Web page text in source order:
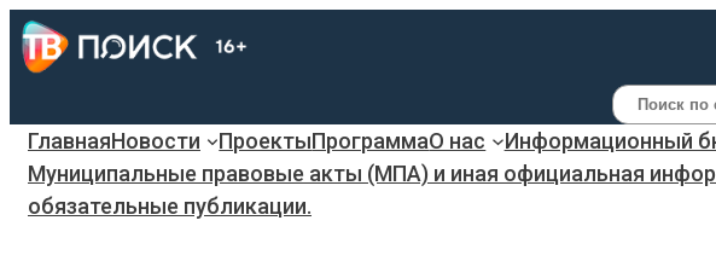
Поиск
ГлавнаяНовости ПроектыПрограммаО нас
Информационный
Муниципальные правовые акты (МПА) и иная официальная
обязательные публикации.